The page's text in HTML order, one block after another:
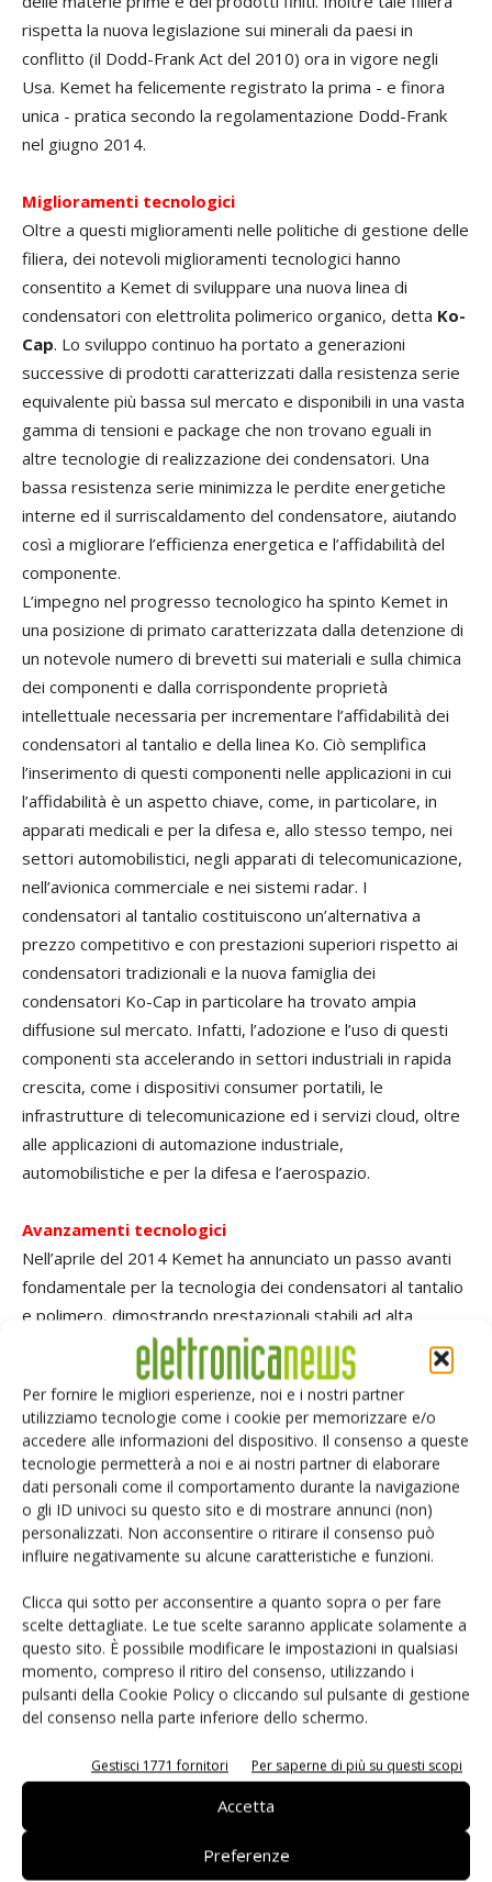
Per fornire le migliori esperienze, noi e i nostri partner
utilizziamo tecnologie come i cookie per memorizzare e/o
accedere alle informazioni del dispositivo. Il consenso a queste
tecnologie permetterà a noi e ai nostri partner di elaborare
dati personali come il comportamento durante la navigazione
o gli ID univoci su questo sito e di mostrare annunci (non)
personalizzati. Non acconsentire o ritirare il consenso può
influire negativamente su alcune caratteristiche e funzioni.
Clicca qui sotto per acconsentire a quanto sopra o per fare
scelte dettagliate. Le tue scelte saranno applicate solamente a
questo sito. È possibile modificare le impostazioni in qualsiasi
momento, compreso il ritiro del consenso, utilizzando i
pulsanti della Cookie Policy o cliccando sul pulsante di gestione
del consenso nella parte inferiore dello schermo.
Gestisci 1771 fornitori Per saperne di più su questi scopi
Accetta
Preferenze
rispetta la nuova legislazione sui minerali da paesi in
conflitto (il Dodd-Frank Act del 2010) ora in vigore negli
Usa. Kemet ha felicemente registrato la prima - e finora
unica - pratica secondo la regolamentazione Dodd-Frank
nel giugno 2014.
Miglioramenti tecnologici
Oltre a questi miglioramenti nelle politiche di gestione delle
filiera, dei notevoli miglioramenti tecnologici hanno
consentito a Kemet di sviluppare una nuova linea di
condensatori con elettrolita polimerico organico, detta Ko-
Cap. Lo sviluppo continuo ha portato a generazioni
successive di prodotti caratterizzati dalla resistenza serie
equivalente più bassa sul mercato e disponibili in una vasta
gamma di tensioni e package che non trovano eguali in
altre tecnologie di realizzazione dei condensatori. Una
bassa resistenza serie minimizza le perdite energetiche
interne ed il surriscaldamento del condensatore, aiutando
così a migliorare l’efficienza energetica e l’affidabilità del
componente.
L’impegno nel progresso tecnologico ha spinto Kemet in
una posizione di primato caratterizzata dalla detenzione di
un notevole numero di brevetti sui materiali e sulla chimica
dei componenti e dalla corrispondente proprietà
intellettuale necessaria per incrementare l’affidabilità dei
condensatori al tantalio e della linea Ko. Ciò semplifica
l’inserimento di questi componenti nelle applicazioni in cui
l’affidabilità è un aspetto chiave, come, in particolare, in
apparati medicali e per la difesa e, allo stesso tempo, nei
settori automobilistici, negli apparati di telecomunicazione,
nell’avionica commerciale e nei sistemi radar. I
condensatori al tantalio costituiscono un’alternativa a
prezzo competitivo e con prestazioni superiori rispetto ai
condensatori tradizionali e la nuova famiglia dei
condensatori Ko-Cap in particolare ha trovato ampia
diffusione sul mercato. Infatti, l’adozione e l’uso di questi
componenti sta accelerando in settori industriali in rapida
crescita, come i dispositivi consumer portatili, le
infrastrutture di telecomunicazione ed i servizi cloud, oltre
alle applicazioni di automazione industriale,
automobilistiche e per la difesa e l’aerospazio.
Avanzamenti tecnologici
Nell’aprile del 2014 Kemet ha annunciato un passo avanti
fondamentale per la tecnologia dei condensatori al tantalio
e polimero, dimostrando prestazionali stabili ad alta
temperatura ed elevata umidità in test eseguiti secondo le
linee guida Aec-Q200. Questi condensatori sono
particolarmente adatti per la strumentazione di bordo
delle automobili. La serieT591di condensatori Kemet al
tantalio e polimero ad alte prestazioni per applicazioni
automobilistiche è caratterizzata da temperature
operative fino a 125°C, con valori di capacità fino a 220 µF
e tensioni di lavoro fino a 10 V. Questa serie viene
prodotta in un impianto certificato secondo lo standard Iso
TS 16949. Attualmente Kemet sta sviluppando ulteriori
prodotti da aggiungere a questa famiglia di condensatori al
tantalio certificati per applicazioni automotive, al fine di
offrire ai clienti una scelta sempre maggiore. Nella seconda
metà del 2015 Kemet pianifica di introdurre la serie
Q200. In questo modo l’industria automobilistica sarà in
grado di sfruttare i vantaggi offerti dai condensatori al
tantalio e polimero in applicazioni ancora più critiche, come i
sistemi di sicurezza attiva e i sistemi avanzati di assistenza